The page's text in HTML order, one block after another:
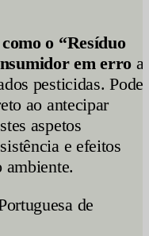
como o “Resíduo
em erro
pesticidas. Pode
ao antecipar
aspetos
e efeitos
ambiente.
de